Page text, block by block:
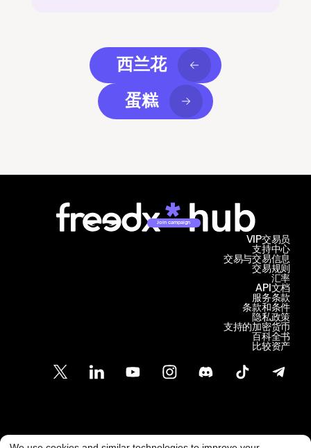
西兰花
蛋糕
Join campaign
支持中心
交易与交易信息
VIP交易员
交易规则
汇率
API文档
服务条款
条款和条件
隐私政策
支持的加密货币
百科全书
比较资产